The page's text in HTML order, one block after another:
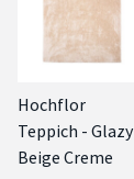
Hochflor
Teppich - Glazy
Beige Creme